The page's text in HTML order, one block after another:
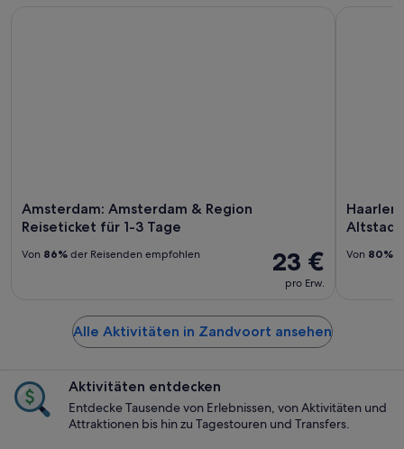
Amsterdam: Amsterdam & Region
Reiseticket für 1-3 Tage
23 €
pro Erw.
Von 86% der Reisenden empfohlen
Altstadt
Von 80%
Alle Aktivitäten in Zandvoort ansehen
Aktivitäten entdecken
Entdecke Tausende von Erlebnissen, von Aktivitäten und
Attraktionen bis hin zu Tagestouren und Transfers.